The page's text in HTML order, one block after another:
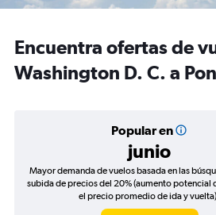
Encuentra ofertas de
Washington D. C. a
Popular en
junio
Mayor demanda de vuelos basada en las
subida de precios del 20% (aumento potencial
el precio promedio de ida y